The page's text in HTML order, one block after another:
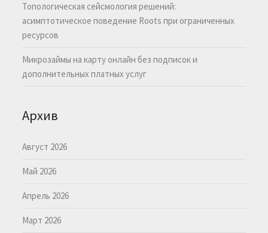
Топологическая сейсмология решений:
асимптотическое поведение Roots при ограниченных
ресурсов
Микрозаймы на карту онлайн без подписок и
дополнительных платных услуг
Архив
Август 2026
Май 2026
Апрель 2026
Март 2026